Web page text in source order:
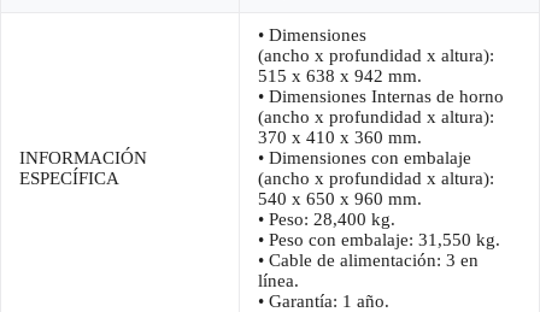
INFORMACIÓN
ESPECÍFICA
• Dimensiones
(ancho x profundidad x altura):
515 x 638 x 942 mm.
• Dimensiones Internas de horno
(ancho x profundidad x altura):
370 x 410 x 360 mm.
• Dimensiones con embalaje
(ancho x profundidad x altura):
540 x 650 x 960 mm.
• Peso: 28,400 kg.
• Peso con embalaje: 31,550 kg.
• Cable de alimentación: 3 en
línea.
• Garantía: 1 año.